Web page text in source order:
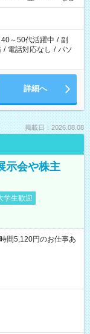
40～50代活躍中 / 副
/ 電話対応なし / パソ
詳細へ
掲載日：2026.08.08
示会や株主
学生歓迎
5,120円のお仕事あ